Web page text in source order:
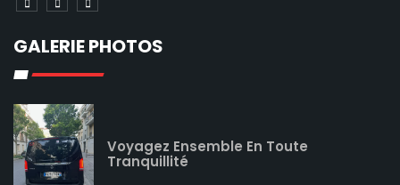
GALERIE PHOTOS
Voyagez Ensemble En Toute
Tranquillité